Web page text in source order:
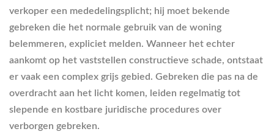
verkoper een mededelingsplicht; hij moet bekende
gebreken die het normale gebruik van de woning
belemmeren, expliciet melden. Wanneer het echter
aankomt op het vaststellen constructieve schade, ontstaat
er vaak een complex grijs gebied. Gebreken die pas na de
overdracht aan het licht komen, leiden regelmatig tot
slepende en kostbare juridische procedures over
verborgen gebreken.